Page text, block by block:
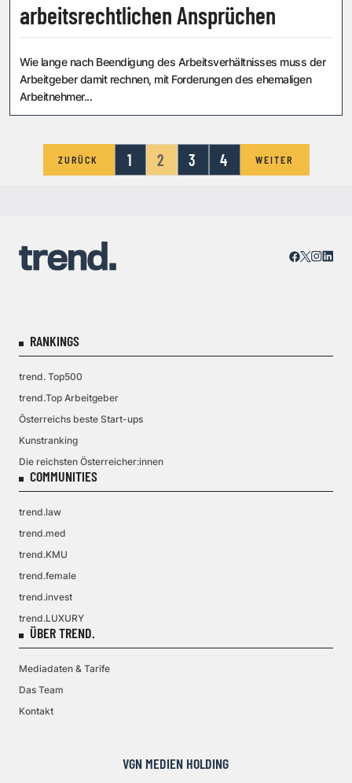
arbeitsrechtlichen Ansprüchen
Wie lange nach Beendigung des Arbeitsverhältnisses muss der
Arbeitgeber damit rechnen, mit Forderungen des ehemaligen
Arbeitnehmer...
ZURÜCK 1 2 3 4 WEITER
RANKINGS
trend. Top500
trend.Top Arbeitgeber
Österreichs beste Start-ups
Kunstranking
Die reichsten Österreicher:innen
COMMUNITIES
trend.law
trend.med
trend.KMU
trend.female
trend.invest
trend.LUXURY
ÜBER TREND.
Mediadaten & Tarife
Das Team
Kontakt
VGN MEDIEN HOLDING